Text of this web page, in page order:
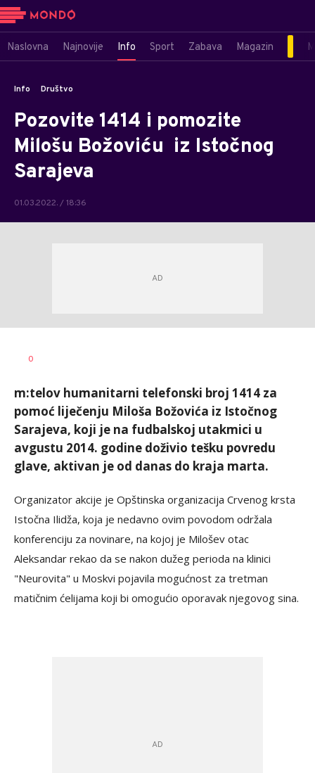
Naslovna Najnovije Info Sport Zabava Magazin
Info Društvo
Pozovite 1414 i pomozite
Milošu Božoviću iz Istočnog
Sarajeva
01.03.2022. / 18:36
AUTOR
0
m:telov humanitarni telefonski broj 1414 za
pomoć liječenju Miloša Božovića iz Istočnog
Sarajeva, koji je na fudbalskoj utakmici u
avgustu 2014. godine doživio tešku povredu
glave, aktivan je od danas do kraja marta.
Organizator akcije je Opštinska organizacija Crvenog krsta
Istočna Ilidža, koja je nedavno ovim povodom održala
konferenciju za novinare, na kojoj je Milošev otac
Aleksandar rekao da se nakon dužeg perioda na klinici
"Neurovita" u Moskvi pojavila mogućnost za tretman
matičnim ćelijama koji bi omogućio oporavak njegovog sina.